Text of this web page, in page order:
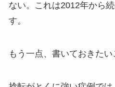
ない。これは2012年から
す。
もう一点、書いておきたい